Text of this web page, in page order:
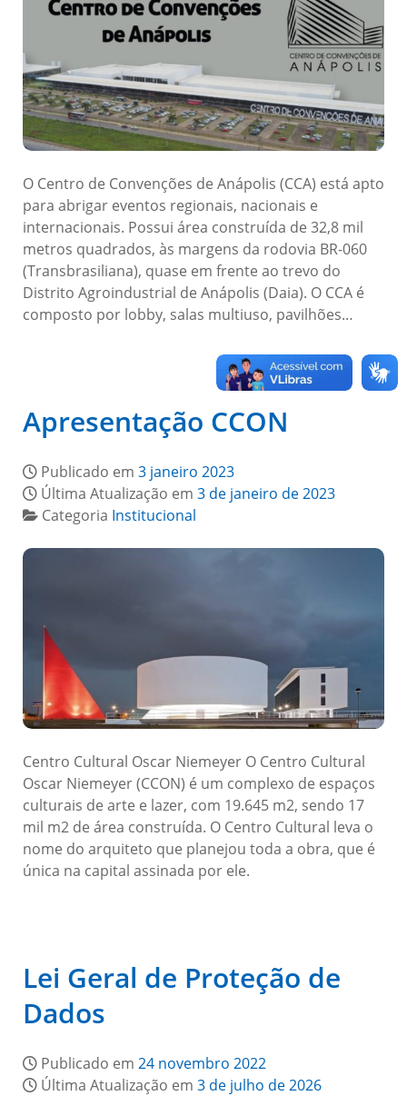
O Centro de Convenções de Anápolis (CCA) está apto
para abrigar eventos regionais, nacionais e
internacionais. Possui área construída de 32,8 mil
metros quadrados, às margens da rodovia BR-060
(Transbrasiliana), quase em frente ao trevo do
Distrito Agroindustrial de Anápolis (Daia). O CCA é
composto por lobby, salas multiuso, pavilhões…
Apresentação CCON
Publicado em 3 janeiro 2023
Última Atualização em 3 de janeiro de 2023
Categoria Institucional
Centro Cultural Oscar Niemeyer O Centro Cultural
Oscar Niemeyer (CCON) é um complexo de espaços
culturais de arte e lazer, com 19.645 m2, sendo 17
mil m2 de área construída. O Centro Cultural leva o
nome do arquiteto que planejou toda a obra, que é
única na capital assinada por ele.
Lei Geral de Proteção de
Dados
Publicado em 24 novembro 2022
Última Atualização em 3 de julho de 2026